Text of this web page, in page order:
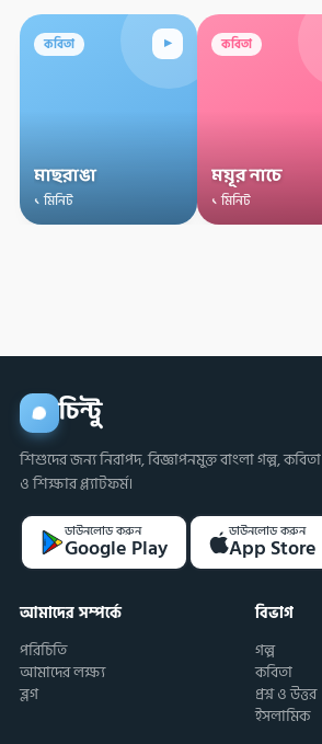
কবিতা ▸
মাছরাঙা
১ মিনিট
কবিতা
ময়ূর নাচে
১ মিনিট
চিন্টু
শিশুদের জন্য নিরাপদ, বিজ্ঞাপনমুক্ত বাংলা গল্প, কবিতা
ও শিক্ষার প্ল্যাটফর্ম।
ডাউনলোড করুন
Google Play
ডাউনলোড করুন
App Store
আমাদের সম্পর্কে
পরিচিতি
আমাদের লক্ষ্য
ব্লগ
বিভাগ
গল্প
কবিতা
প্রশ্ন ও উত্তর
ইসলামিক